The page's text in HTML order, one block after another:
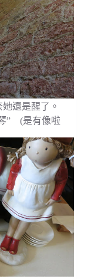
還是醒了。
” (是有像啦